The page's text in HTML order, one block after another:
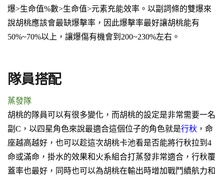
爆>生命值%數>生命值>元素充能效率 。以副詞條的雙爆來
說胡桃應該會最缺爆擊率，因此爆擊率最好讓胡桃能有
50%~70%以上，讓爆傷有機會到200~230%左右。
隊員搭配
蒸發隊
胡桃的隊員可以有很多變化，而胡桃的設定是非常需要一名
副C，以四星角色來說最適合這個位子的角色就是行秋 ，命
座越高越好，也可以趁這次胡桃卡池看是否能將行秋拉到4
命或滿命，掛水的效果和火系組合打蒸發非常適合，行秋覆
蓋率也最好，同時也可以為胡桃在輸出時增加戰鬥續航力和